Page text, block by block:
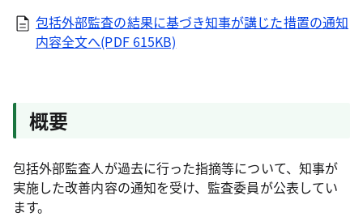
包括外部監査の結果に基づき知事が講じた措置の通知
内容全文へ(PDF 615KB)
概要
包括外部監査人が過去に行った指摘等について、知事が
実施した改善内容の通知を受け、監査委員が公表してい
ます。